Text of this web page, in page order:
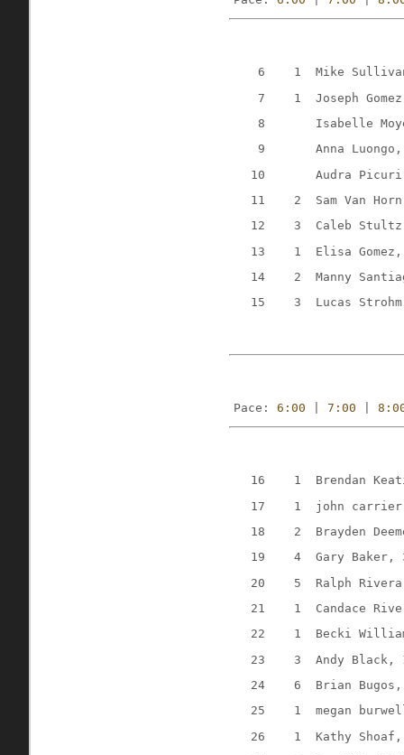
6    1  Mike Sullivan,
7    1  Joseph Gomez,
8       Isabelle
9       Anna Luongo,
10       Audra Picuri,
11    2  Sam Van
12    3  Caleb Stultz,
13    1  Elisa Gomez,
14    2  Manny
15    3  Lucas Strohm,
Pace: 6:00 7:00
16    1  Brendan
17    1  john carrier,
18    2  Brayden
19    4  Gary Baker,
20    5  Ralph Rivera,
21    1  Candace
22    1  Becki
23    3  Andy Black,
24    6  Brian Bugos,
25    1  megan
26    1  Kathy Shoaf,